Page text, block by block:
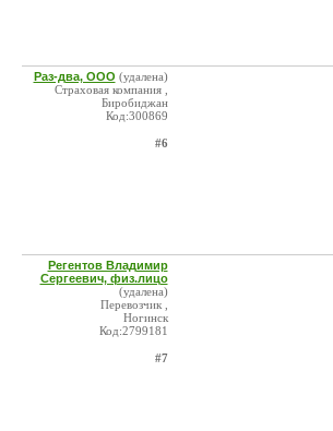
Раз-два, ООО (удалена)
Страховая компания ,
Биробиджан
Код:300869
#6
Регентов Владимир
Сергеевич, физ.лицо
(удалена)
Перевозчик ,
Ногинск
Код:2799181
#7